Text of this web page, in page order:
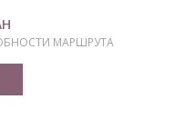
МАРШРУТА